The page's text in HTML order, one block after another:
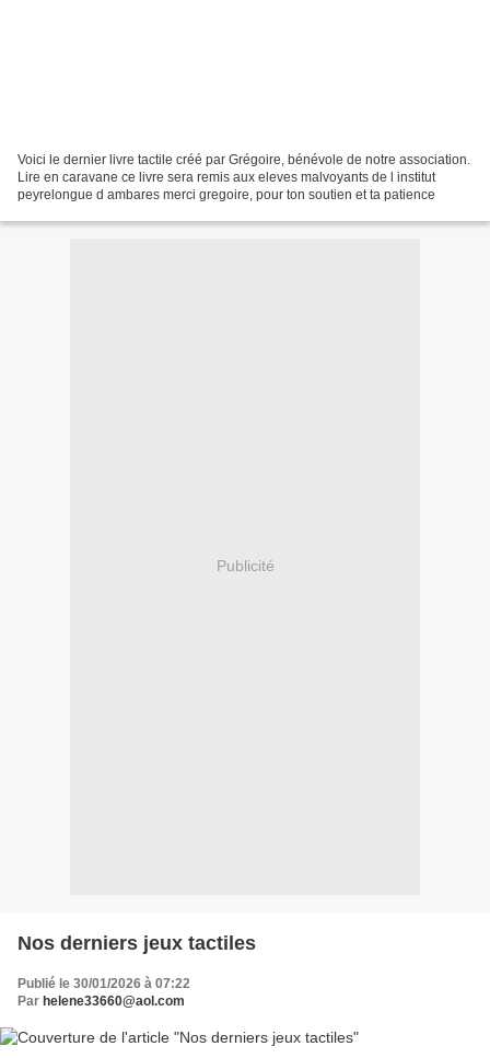
Voici le dernier livre tactile créé par Grégoire, bénévole de notre association.
Lire en caravane ce livre sera remis aux eleves malvoyants de l institut
peyrelongue d ambares merci gregoire, pour ton soutien et ta patience
Publicité
Nos derniers jeux tactiles
Publié le 30/01/2026 à 07:22
Par helene33660@aol.com